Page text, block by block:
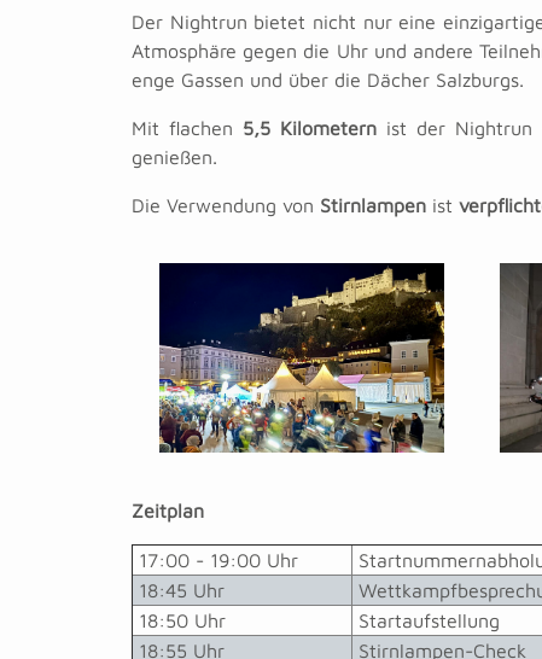
Der Nightrun bietet nicht nur eine
Atmosphäre gegen die Uhr und andere
enge Gassen und über die Dächer Salzburgs.
Mit flachen 5,5 Kilometern ist der Nightrun
genießen.
Die Verwendung von Stirnlampen ist
Zeitplan
17:00 - 19:00 Uhr
18:45 Uhr
18:50 Uhr
Startaufstellung
18:55 Uhr
Stirnlampen-Check